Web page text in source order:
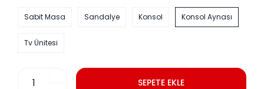
Sabit Masa Sandalye Konsol Konsol Aynası
Tv Ünitesi
SEPETE EKLE